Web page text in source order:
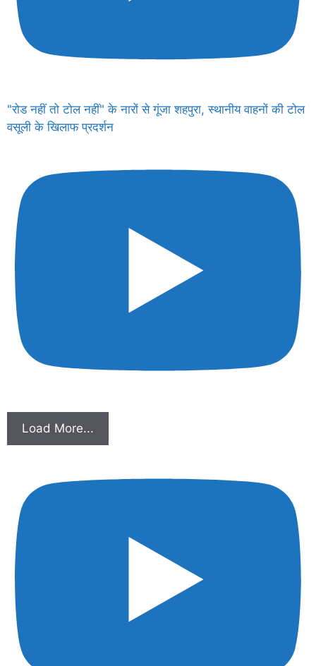
"रोड नहीं तो टोल नहीं" के नारों से गूंजा शहपुरा, स्थानीय वाहनों की टोल
वसूली के खिलाफ प्रदर्शन
Load More...